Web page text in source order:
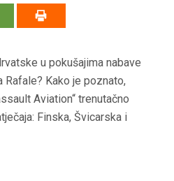
u pokušajima nabave
Rafale? Kako je poznato,
Aviation“ trenutačno
Finska, Švicarska i